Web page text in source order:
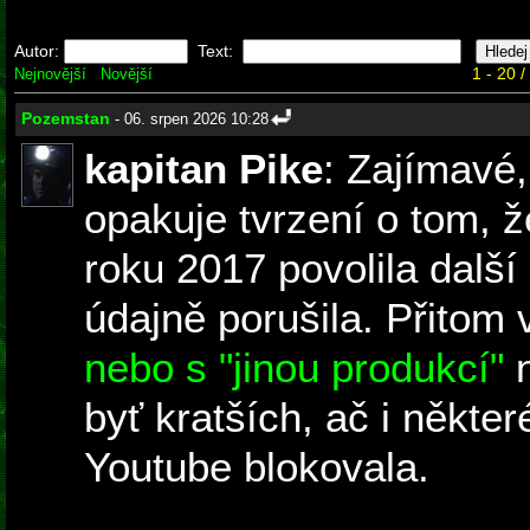
Autor: Text:
Nejnovější Novější 1 - 20 /
Pozemstan - 06. srpen 2026 10:28
kapitan Pike:
opakuje tvrzení o tom,
roku 2017 povolila
údajně porušila. Přitom
nebo s "jinou produkcí"
byť kratších, ač i
Youtube blokovala.